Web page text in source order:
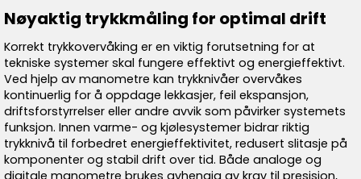
Nøyaktig trykkmåling for optimal drift
Korrekt trykkovervåking er en viktig forutsetning for at
tekniske systemer skal fungere effektivt og energieffektivt.
Ved hjelp av manometre kan trykknivåer overvåkes
kontinuerlig for å oppdage lekkasjer, feil ekspansjon,
driftsforstyrrelser eller andre avvik som påvirker systemets
funksjon. Innen varme- og kjølesystemer bidrar riktig
trykknivå til forbedret energieffektivitet, redusert slitasje på
komponenter og stabil drift over tid. Både analoge og
digitale manometre brukes avhengig av krav til presisjon,